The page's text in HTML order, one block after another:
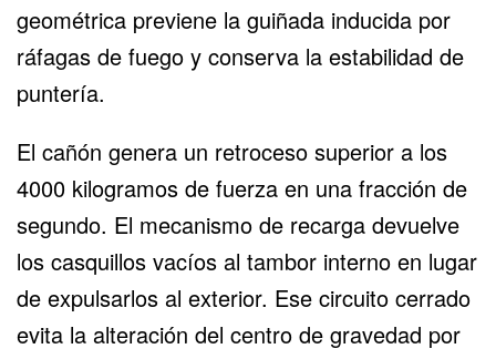
geométrica previene la guiñada inducida por
ráfagas de fuego y conserva la estabilidad de
puntería.
El cañón genera un retroceso superior a los
4000 kilogramos de fuerza en una fracción de
segundo. El mecanismo de recarga devuelve
los casquillos vacíos al tambor interno en lugar
de expulsarlos al exterior. Ese circuito cerrado
evita la alteración del centro de gravedad por